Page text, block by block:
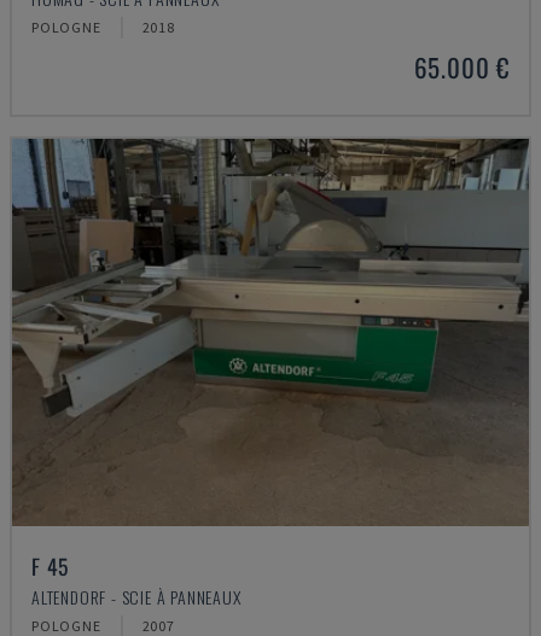
POLOGNE 2018
65.000 €
F 45
ALTENDORF - SCIE À PANNEAUX
POLOGNE 2007